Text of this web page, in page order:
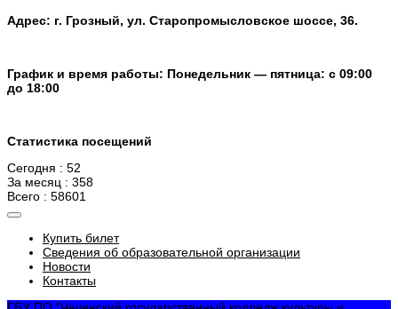
Адрес: г. Грозный, ул. Старопромысловское шоссе, 36.
График и время работы: Понедельник — пятница: с 09:00
до 18:00
Статистика посещений
Сегодня : 52
За месяц : 358
Всего : 58601
Купить билет
Сведения об образовательной организации
Новости
Контакты